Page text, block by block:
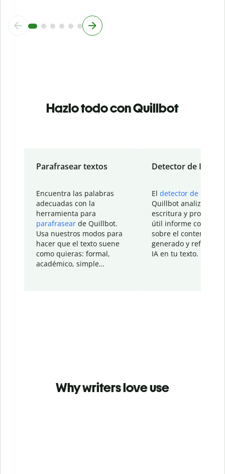
Hazlo todo con Quillbot
Parafrasear textos
Encuentra las palabras
adecuadas con la
herramienta para
parafrasear de Quillbot.
Usa nuestros modos para
hacer que el texto suene
como quieras: formal,
académico, simple…
Detector de IA
El detector de IA
Quillbot analiza tu
escritura y
útil informe con
sobre el contenido
generado y refinado
IA en tu texto.
Why writers love use